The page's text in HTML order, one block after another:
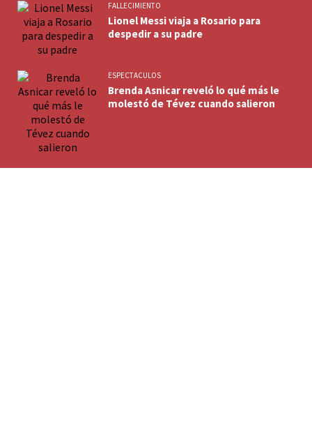
FALLECIMIENTO
Lionel Messi viaja a Rosario para
despedir a su padre
ESPECTACULOS
Brenda Asnicar reveló lo qué más le
molestó de Tévez cuando salieron